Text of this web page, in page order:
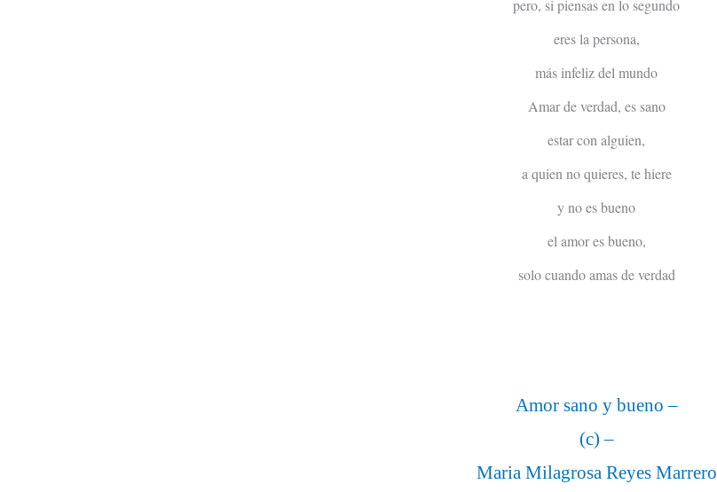
pero, si piensas en lo segundo
eres la persona,
más infeliz del mundo
Amar de verdad, es sano
estar con alguien,
a quien no quieres, te hiere
y no es bueno
el amor es bueno,
solo cuando amas de verdad
Amor sano y bueno –
(c) –
Maria Milagrosa Reyes Marrero